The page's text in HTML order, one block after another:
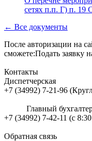
сетях п.п. Г) п. 19
← Все документы
После авторизации на
сможете:Подать заявку
Контакты
Диспетчерская
+7 (34992) 7-21-96
Главный
+7 (34992) 7-42-11 (с
Обратная связь